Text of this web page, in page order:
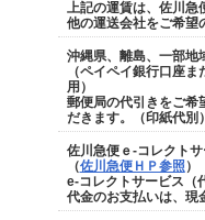
上記の運賃は、佐川急
他の運送会社をご希望
沖縄県、離島、一部地
（ペイペイ銀行口座
用）
郵便局の代引きをご希
だきます。（印紙代別
佐川急便ｅ-コレクト
（佐川急便ＨＰ参照
e-コレクトサービス（
代金のお支払いは、 現